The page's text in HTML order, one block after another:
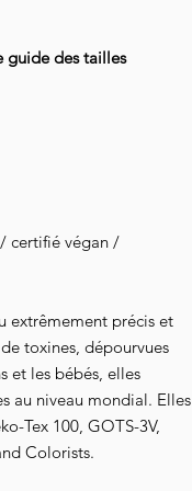
guide des tailles
certifié végan /
extrêmement précis et
toxines, dépourvues
et les bébés, elles
au niveau mondial. Elles
Tex 100, GOTS-3V,
Colorists.